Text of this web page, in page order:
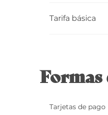
Tarifa básica
Formas
Tarjetas de pago